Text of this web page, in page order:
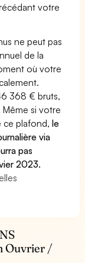
votre
ne peut pas
de la
où votre
368 € bruts,
Même si votre
ce plafond,le
via
pas
2023.
Ouvrier /